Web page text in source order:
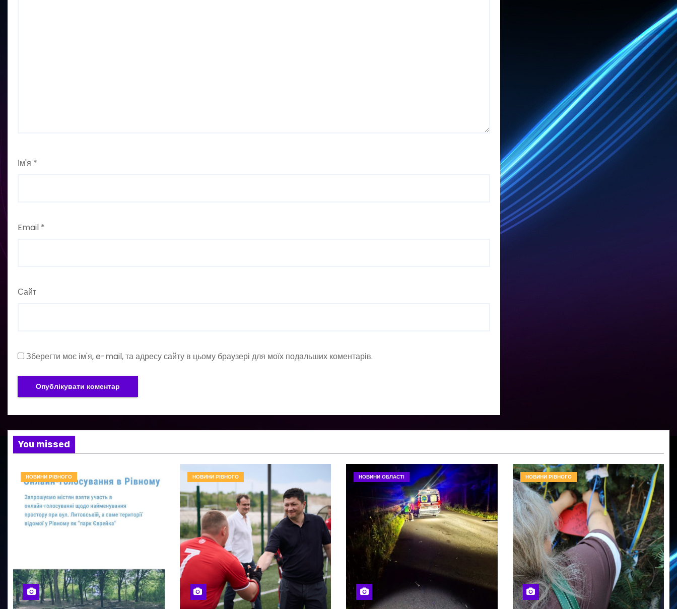
Ім'я *
Email *
Сайт
Зберегти моє ім'я, e-mail, та адресу сайту в цьому браузері для моїх подальших коментарів.
You missed
НОВИНИ РІВНОГО НОВИНИ РІВНОГО НОВИНИ ОБЛАСТІ НОВИНИ РІВНОГО